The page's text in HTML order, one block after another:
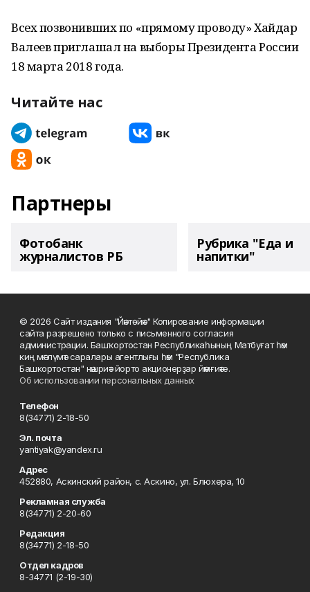
Всех позвонивших по «прямому проводу» Хайдар
Валеев приглашал на выборы Президента России
18 марта 2018 года.
Читайте нас
Партнеры
Фотобанк
журналистов РБ
Рубрика "Еда и
напитки"
© 2026 Сайт издания "Йәнтөйәк" Копирование информации
сайта разрешено только с письменного согласия
администрации. Башҡортостан Республикаһының Матбуғат һәм
киң мәғлүмәт саралары агентлығы һәм "Республика
Башкортостан" нәшриәт йорто акционерҙар йәмғиәте.
Об использовании персональных данных
Телефон
8(34771) 2-18-50
Эл. почта
yantiyak@yandex.ru
Адрес
452880, Аскинский район, с. Аскино, ул. Блюхера, 10
Рекламная служба
8(34771) 2-20-60
Редакция
8(34771) 2-18-50
Отдел кадров
8-34771 (2-19-30)